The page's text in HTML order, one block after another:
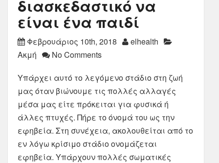
διασκεδαστικό να
είναι ένα παιδί
Φεβρουάριος 10th, 2018
elhealth
Ακμή
No Comments
Υπάρχει αυτό το λεγόμενο στάδιο στη ζωή
μας όταν βιώνουμε τις πολλές αλλαγές
μέσα μας είτε πρόκειται για φυσικά ή
άλλες πτυχές. Πήρε το όνομά του ως την
εφηβεία. Στη συνέχεια, ακολουθείται από το
εν λόγω κρίσιμο στάδιο ονομάζεται
εφηβεία. Υπάρχουν πολλές σωματικές